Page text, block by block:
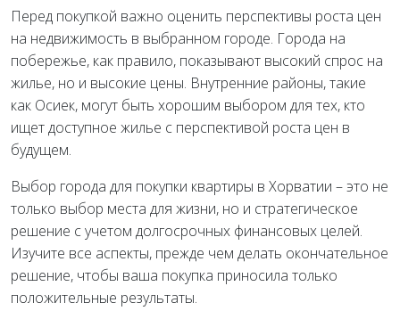
Перед покупкой важно оценить перспективы роста цен
на недвижимость в выбранном городе. Города на
побережье, как правило, показывают высокий спрос на
жилье, но и высокие цены. Внутренние районы, такие
как Осиек, могут быть хорошим выбором для тех, кто
ищет доступное жилье с перспективой роста цен в
будущем.
Выбор города для покупки квартиры в Хорватии – это не
только выбор места для жизни, но и стратегическое
решение с учетом долгосрочных финансовых целей.
Изучите все аспекты, прежде чем делать окончательное
решение, чтобы ваша покупка приносила только
положительные результаты.